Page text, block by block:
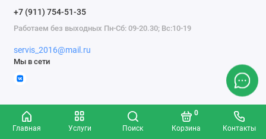
Главная Услуги Поиск Корзина
0
Контакты
+7 (911) 754-51-35
Работаем без выходных Пн-Сб: 09-20.30; Вс:10-19
servis_2016@mail.ru
Мы в сети